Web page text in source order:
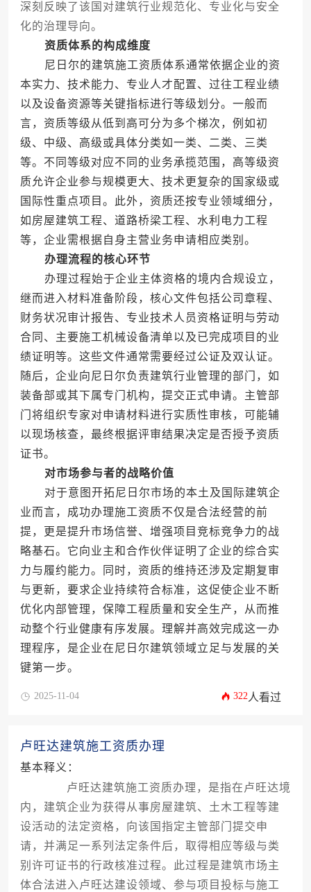
深刻反映了该国对建筑行业规范化、专业化与安全
化的治理导向。
资质体系的构成维度
尼日尔的建筑施工资质体系通常依据企业的资
本实力、技术能力、专业人才配置、过往工程业绩
以及设备资源等关键指标进行等级划分。一般而
言，资质等级从低到高可分为多个梯次，例如初
级、中级、高级或具体分类如一类、二类、三类
等。不同等级对应不同的业务承揽范围，高等级资
质允许企业参与规模更大、技术更复杂的国家级或
国际性重点项目。此外，资质还按专业领域细分，
如房屋建筑工程、道路桥梁工程、水利电力工程
等，企业需根据自身主营业务申请相应类别。
办理流程的核心环节
办理过程始于企业主体资格的境内合规设立，
继而进入材料准备阶段，核心文件包括公司章程、
财务状况审计报告、专业技术人员资格证明与劳动
合同、主要施工机械设备清单以及已完成项目的业
绩证明等。这些文件通常需要经过公证及双认证。
随后，企业向尼日尔负责建筑行业管理的部门，如
装备部或其下属专门机构，提交正式申请。主管部
门将组织专家对申请材料进行实质性审核，可能辅
以现场核查，最终根据评审结果决定是否授予资质
证书。
对市场参与者的战略价值
对于意图开拓尼日尔市场的本土及国际建筑企
业而言，成功办理施工资质不仅是合法经营的前
提，更是提升市场信誉、增强项目竞标竞争力的战
略基石。它向业主和合作伙伴证明了企业的综合实
力与履约能力。同时，资质的维持还涉及定期复审
与更新，要求企业持续符合标准，这促使企业不断
优化内部管理，保障工程质量和安全生产，从而推
动整个行业健康有序发展。理解并高效完成这一办
理程序，是企业在尼日尔建筑领域立足与发展的关
键第一步。
2025-11-04 322人看过
卢旺达建筑施工资质办理
基本释义：
卢旺达建筑施工资质办理，是指在卢旺达境
内，建筑企业为获得从事房屋建筑、土木工程等建
设活动的法定资格，向该国指定主管部门提交申
请，并满足一系列法定条件后，取得相应等级与类
别许可证书的行政核准过程。此过程是建筑市场主
体合法进入卢旺达建设领域、参与项目投标与施工